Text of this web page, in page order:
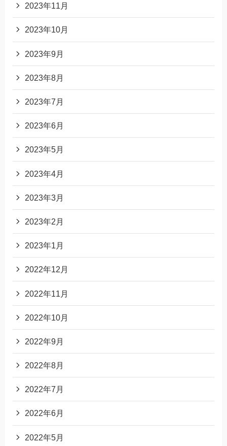
2023年11月
2023年10月
2023年9月
2023年8月
2023年7月
2023年6月
2023年5月
2023年4月
2023年3月
2023年2月
2023年1月
2022年12月
2022年11月
2022年10月
2022年9月
2022年8月
2022年7月
2022年6月
2022年5月